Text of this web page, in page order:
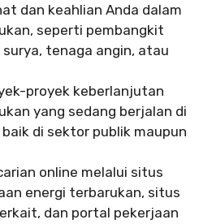
dan keahlian Anda dalam
seperti pembangkit
tenaga angin, atau
proyek keberlanjutan
yang sedang berjalan di
di sektor publik maupun
online melalui situs
energi terbarukan, situs
dan portal pekerjaan